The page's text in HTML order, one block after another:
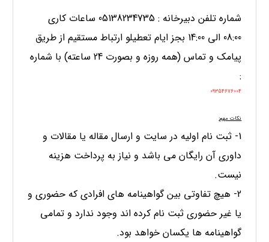
شماره تلفن دبیرخانه : 05138234735 ساعات کاری
08:00 الی 14:00 بجز ایام تعطیلو ارتباط مستقیم از طریق
پیامک و تماس (همه روزه و بصورت 24 ساعته) با شماره
:
09354676004
نكات مهم:
1- ثبت نام اولیه در سایت و ارسال مقاله یا مقالات و
داوری آن رایگان می باشد و نیاز به پرداخت هزینه
نیست.
2- هیچ تفاوتی بین گواهینامه های افرادی که حضوری و
یا غیر حضوری ثبت نام کرده اند وجود ندارد و تمامی
گواهینامه ها یکسان خواهد بود.